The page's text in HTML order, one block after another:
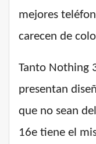
mejores
carecen de
Tanto Nothing
presentan
que no sean
16e tiene el